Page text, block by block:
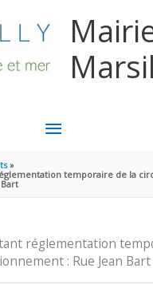
MENU
PRINCIPAL
temporaire de la
réglementation
: Rue Jean Bart